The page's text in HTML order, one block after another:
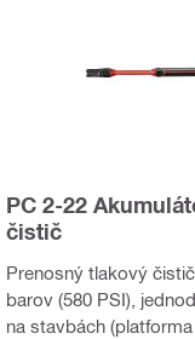
PC 2-22
čistič
Prenosný tlakový
barov (580 PSI),
na stavbách